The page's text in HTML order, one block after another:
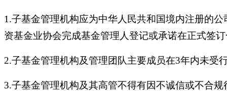
1.子基金管理机构应为中华人民共和国境内注册的
资基金业协会完成基金管理人登记或承诺在正式签
2.子基金管理机构及管理团队主要成员在3年内未受
3.子基金管理机构及其高管不得有因不诚信或不合